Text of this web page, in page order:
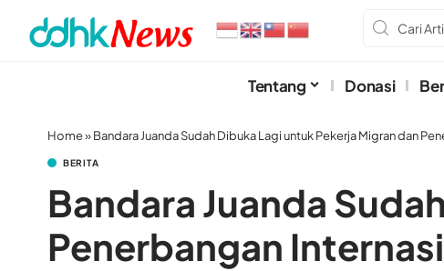
Tentang Donasi
Home»Bandara Juanda Sudah Dibuka Lagi untuk Pekerja Migran dan
BERITA
Bandara Juanda
Penerbangan